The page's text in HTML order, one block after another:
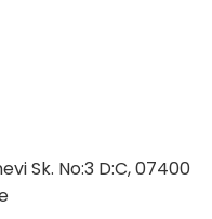
Sk. No:3 D:C, 07400